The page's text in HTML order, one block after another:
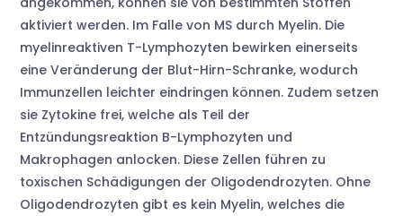
aktiviert werden. Im Falle von MS durch Myelin. Die
myelinreaktiven T-Lymphozyten bewirken einerseits
eine Veränderung der Blut-Hirn-Schranke, wodurch
Immunzellen leichter eindringen können. Zudem setzen
sie Zytokine frei, welche als Teil der
Entzündungsreaktion B-Lymphozyten und
Makrophagen anlocken. Diese Zellen führen zu
toxischen Schädigungen der Oligodendrozyten. Ohne
Oligodendrozyten gibt es kein Myelin, welches die